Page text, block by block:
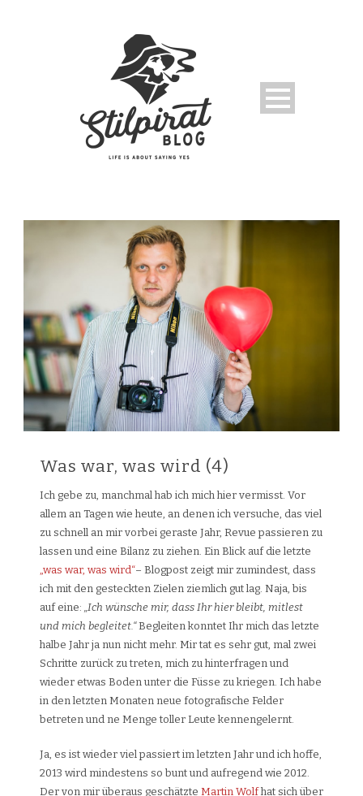
Was war, was wird (4)
Ich gebe zu, manchmal hab ich mich hier vermisst. Vor
allem an Tagen wie heute, an denen ich versuche, das viel
zu schnell an mir vorbei geraste Jahr, Revue passieren zu
lassen und eine Bilanz zu ziehen. Ein Blick auf die letzte
„was war, was wird“– Blogpost zeigt mir zumindest, dass
ich mit den gesteckten Zielen ziemlich gut lag. Naja, bis
auf eine: „Ich wünsche mir, dass Ihr hier bleibt, mitlest
und mich begleitet.“Begleiten konntet Ihr mich das letzte
halbe Jahr ja nun nicht mehr. Mir tat es sehr gut, mal zwei
Schritte zurück zu treten, mich zu hinterfragen und
wieder etwas Boden unter die Füsse zu kriegen. Ich habe
in den letzten Monaten neue fotografische Felder
betreten und ne Menge toller Leute kennengelernt.
Ja, es ist wieder viel passiert im letzten Jahr und ich hoffe,
2013 wird mindestens so bunt und aufregend wie 2012.
Der von mir überaus geschätzte Martin Wolfhat sich über